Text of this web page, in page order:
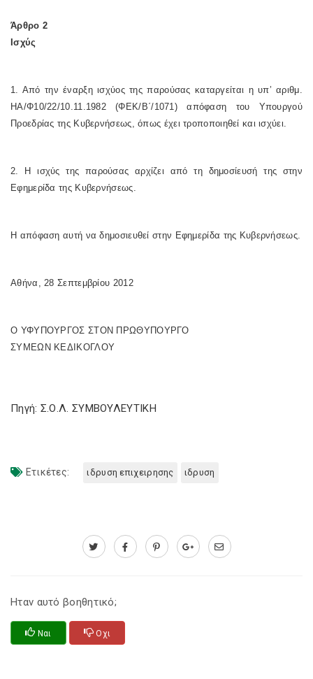
Άρθρο 2
Ισχύς
1. Από την έναρξη ισχύος της παρούσας καταργείται η υπ’ αριθμ.
ΗΑ/Φ10/22/10.11.1982 (ΦΕΚ/Β΄/1071) απόφαση του Υπουργού
Προεδρίας της Κυβερνήσεως, όπως έχει τροποποιηθεί και ισχύει.
2. Η ισχύς της παρούσας αρχίζει από τη δημοσίευσή της στην
Εφημερίδα της Κυβερνήσεως.
Η απόφαση αυτή να δημοσιευθεί στην Εφημερίδα της Κυβερνήσεως.
Αθήνα, 28 Σεπτεμβρίου 2012
Ο ΥΦΥΠΟΥΡΓΟΣ ΣΤΟΝ ΠΡΩΘΥΠΟΥΡΓΟ
ΣΥΜΕΩΝ ΚΕΔΙΚΟΓΛΟΥ
Πηγή: Σ.Ο.Λ. ΣΥΜΒΟΥΛΕΥΤΙΚΗ
Ετικέτες: ιδρυση επιχειρησης ιδρυση
Ηταν αυτό βοηθητικό;
Ναι Οχι